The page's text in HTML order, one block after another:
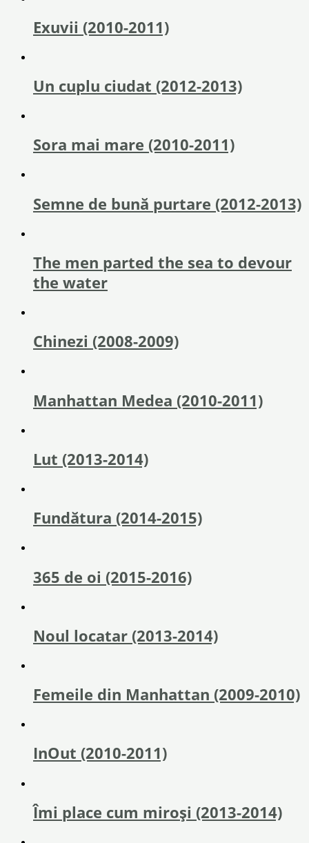
Exuvii (2010-2011)
Un cuplu ciudat (2012-2013)
Sora mai mare (2010-2011)
Semne de bună purtare (2012-2013)
The men parted the sea to devour
the water
Chinezi (2008-2009)
Manhattan Medea (2010-2011)
Lut (2013-2014)
Fundătura (2014-2015)
365 de oi (2015-2016)
Noul locatar (2013-2014)
Femeile din Manhattan (2009-2010)
InOut (2010-2011)
Îmi place cum miroși (2013-2014)